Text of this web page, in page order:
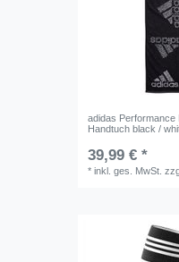
adidas
Handtuch black /
39,99 € *
*inkl. ges. MwSt.